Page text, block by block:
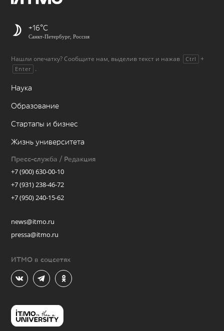
+16
Санкт-Петербург, Россия
Нашли опечатку? Сообщите нам, выделив текст и нажав Ctrl +
Enter .
Наука
Образование
Стартапы и бизнес
Жизнь университета
Пресс-служба / Редакция
+7 (900) 630-00-10
+7 (931) 238-46-72
+7 (950) 240-15-62
news@itmo.ru
pressa@itmo.ru
ИТМО в соцсетях